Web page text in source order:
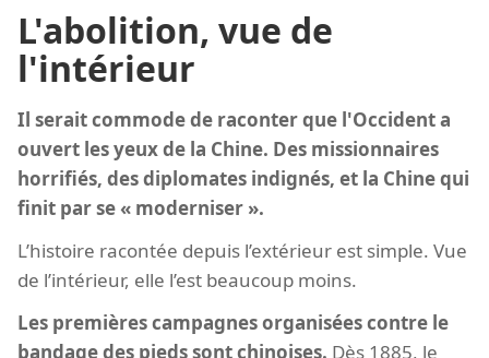
L'abolition, vue de
l'intérieur
Il serait commode de raconter que l'Occident a
ouvert les yeux de la Chine. Des missionnaires
horrifiés, des diplomates indignés, et la Chine qui
finit par se « moderniser ».
L’histoire racontée depuis l’extérieur est simple. Vue
de l’intérieur, elle l’est beaucoup moins.
Les premières campagnes organisées contre le
bandage des pieds sont chinoises. Dès 1885, le